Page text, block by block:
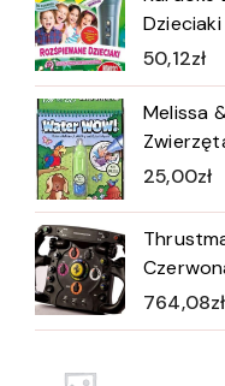
50,12zł
Melissa
25,00zł
764,08zł